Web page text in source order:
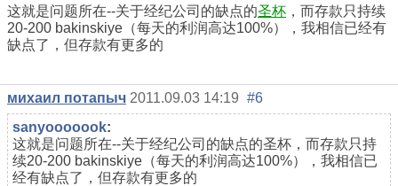
这就是问题所在--关于经纪公司的缺点的圣杯 ，而存款只持续
20-200 bakinskiye（每天的利润高达100%），我相信已经有
缺点了，但存款有更多的
михаил потапыч 2011.09.03 14:19 #6
sanyooooook:
这就是问题所在--关于经纪公司的缺点的圣杯，而存款只持
续20-200 bakinskiye（每天的利润高达100%），我相信已
经有缺点了，但存款有更多的